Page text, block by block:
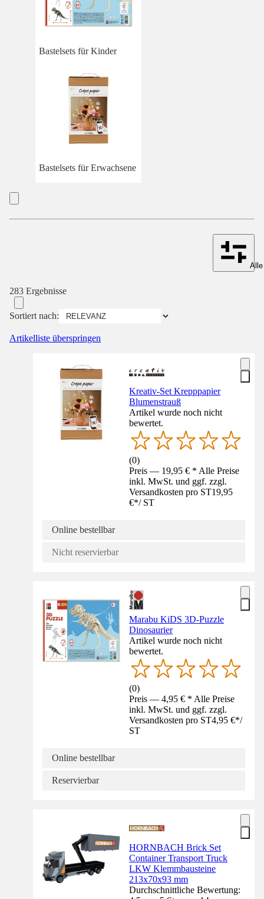
Bastelsets für Kinder
Bastelsets für Erwachsene
283 Ergebnisse
Sortiert nach:
Artikelliste überspringen
Kreativ-Set Krepppapier
Blumenstrauß
Artikel wurde noch nicht
bewertet.
(0)
Preis — 19,95 € * Alle Preise
inkl. MwSt. und ggf. zzgl.
Versandkosten pro ST19,95
€*/ ST
Online bestellbar
Nicht reservierbar
Marabu KiDS 3D-Puzzle
Dinosaurier
Artikel wurde noch nicht
bewertet.
(0)
Preis — 4,95 € * Alle Preise
inkl. MwSt. und ggf. zzgl.
Versandkosten pro ST4,95 €*/
ST
Online bestellbar
Reservierbar
HORNBACH Brick Set
Container Transport Truck
LKW Klemmbausteine
213x70x93 mm
Durchschnittliche Bewertung: